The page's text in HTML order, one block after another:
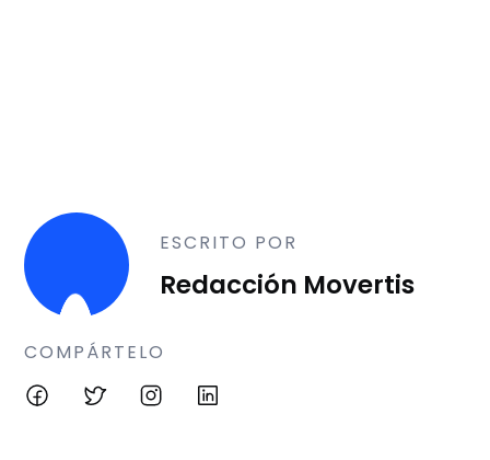
ESCRITO POR
Redacción Movertis
COMPÁRTELO